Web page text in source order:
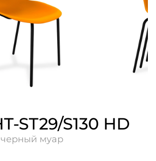
ST29/S130 HD
муар